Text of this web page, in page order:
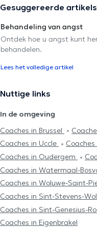
Gesuggereerde artikels
Behandeling van angst
Ontdek hoe u angst kunt
behandelen.
Lees het volledige artikel
Nuttige links
In de omgeving
Coaches in Brussel
Coaches in Uccle
Coaches in Oudergem
Coaches in Watermaal-
Coaches in Woluwe-Saint-
Coaches in Sint-Stevens-
Coaches in Sint-Genesius-
Coaches in Eigenbrakel